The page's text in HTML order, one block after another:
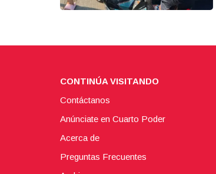
CONTINÚA VISITANDO
Contáctanos
Anúnciate en Cuarto Poder
Acerca de
Preguntas Frecuentes